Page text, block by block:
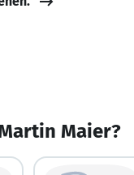
Maier?